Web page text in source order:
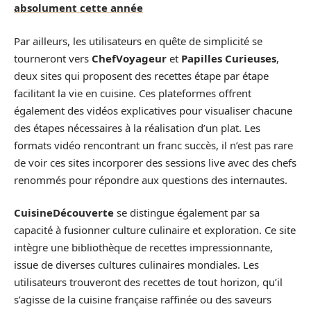
absolument cette année
Par ailleurs, les utilisateurs en quête de simplicité se
tourneront vers ChefVoyageur et Papilles Curieuses,
deux sites qui proposent des recettes étape par étape
facilitant la vie en cuisine. Ces plateformes offrent
également des vidéos explicatives pour visualiser chacune
des étapes nécessaires à la réalisation d’un plat. Les
formats vidéo rencontrant un franc succès, il n’est pas rare
de voir ces sites incorporer des sessions live avec des chefs
renommés pour répondre aux questions des internautes.
CuisineDécouverte se distingue également par sa
capacité à fusionner culture culinaire et exploration. Ce site
intègre une bibliothèque de recettes impressionnante,
issue de diverses cultures culinaires mondiales. Les
utilisateurs trouveront des recettes de tout horizon, qu’il
s’agisse de la cuisine française raffinée ou des saveurs